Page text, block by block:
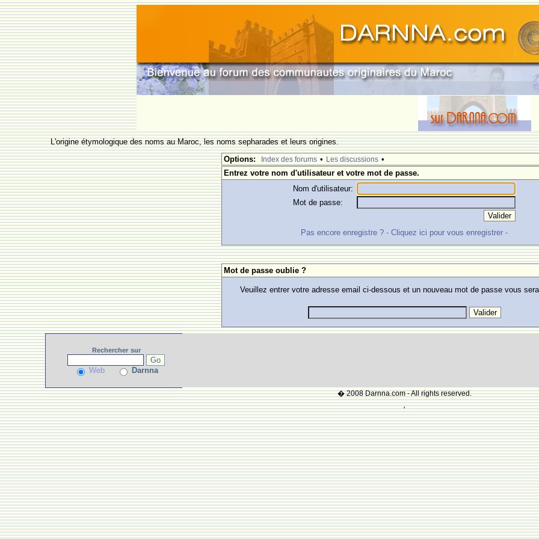
L'origine étymologique des noms au Maroc, les noms sepharades et leurs origines.
Options:
Index des forums • Les discussions •
Entrez votre nom d'utilisateur et votre mot de passe.
Nom d'utilisateur:
Mot de passe:
Pas encore enregistre ? - Cliquez ici pour vous enregistrer -
Mot de passe oublie ?
Veuillez entrer votre adresse email ci-dessous et un nouveau mot de passe vous
Rechercher sur
Web Darnna
� 2008 Darnna.com - All rights reserved.
'